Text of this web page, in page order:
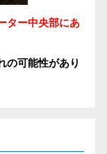
ター中央部にあ
の可能性があり